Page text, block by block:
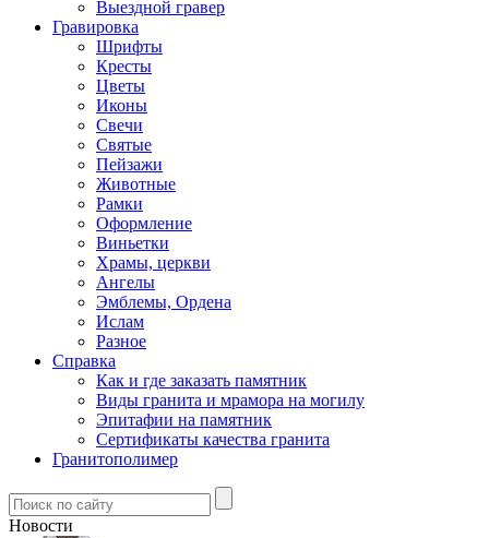
Выездной гравер
Гравировка
Шрифты
Кресты
Цветы
Иконы
Свечи
Святые
Пейзажи
Животные
Рамки
Оформление
Виньетки
Храмы, церкви
Ангелы
Эмблемы, Ордена
Ислам
Разное
Справка
Как и где заказать памятник
Виды гранита и мрамора на могилу
Эпитафии на памятник
Сертификаты качества гранита
Гранитополимер
Новости